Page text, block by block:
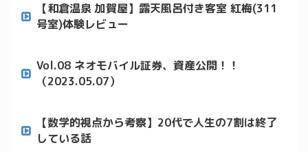
【和倉温泉 加賀屋】露天風呂付き客室 紅梅(311
号室)体験レビュー
Vol.08 ネオモバイル証券、資産公開！！
（2023.05.07）
【数学的視点から考察】20代で人生の7割は終了
している話